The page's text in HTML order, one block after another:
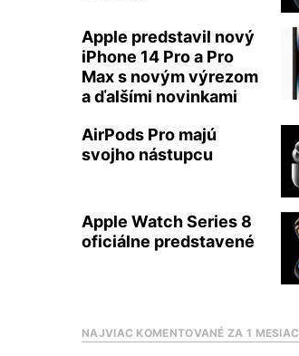
Apple predstavil nový
iPhone 14 Pro a Pro
Max s novým výrezom
a ďalšími novinkami
AirPods Pro majú
svojho nástupcu
Apple Watch Series 8
oficiálne predstavené
NAJVIAC KOMENTOVANÉ ZA 1 MESIAC